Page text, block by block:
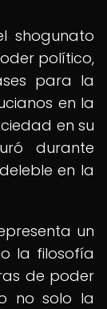
shogunato
político,
para la
en la
en su
durante
en la
un
la filosofía
de poder
no solo la